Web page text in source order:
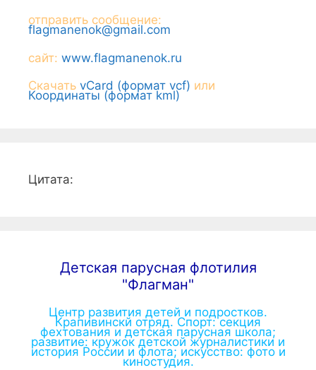
отправить сообщение:
flagmanenok@gmail.com
сайт: www.flagmanenok.ru
Скачать vCard (формат vcf) или
Координаты (формат kml)
Цитата:
Детская парусная флотилия
"Флагман"
Центр развития детей и подростков.
Крапивинскй отряд. Спорт: секция
фехтования и детская парусная школа;
развитие: кружок детской журналистики и
история России и флота; искусство: фото и
киностудия.